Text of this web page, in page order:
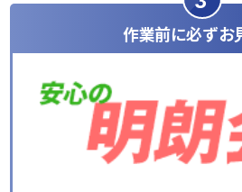
作業前に必ずお